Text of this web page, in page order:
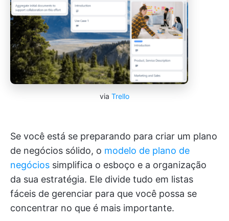
via Trello
Se você está se preparando para criar um plano
de negócios sólido, o modelo de plano de
negócios simplifica o esboço e a organização
da sua estratégia. Ele divide tudo em listas
fáceis de gerenciar para que você possa se
concentrar no que é mais importante.